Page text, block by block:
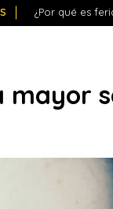
¿Por qué es
mayor